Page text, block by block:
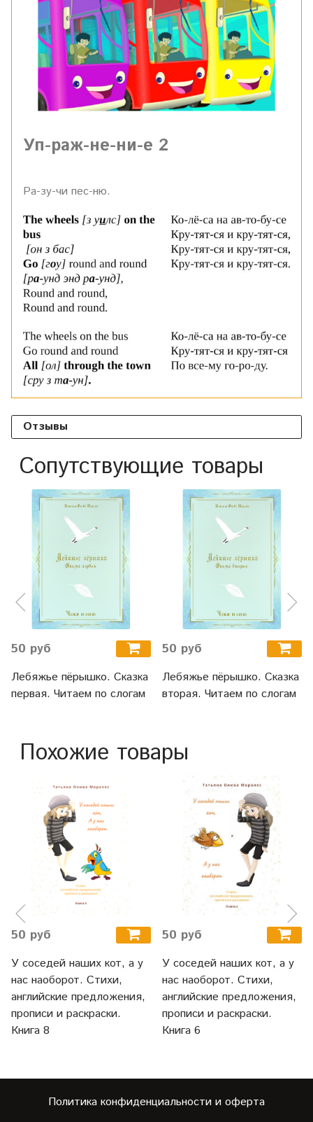
Уп-раж-не-ни-е 2
Ра-зу-чи пес-ню.
Отзывы
Сопутствующие товары
50 руб
Лебяжье пёрышко. Сказка
первая. Читаем по слогам
50 руб
Лебяжье пёрышко. Сказка
вторая. Читаем по слогам
Похожие товары
50 руб
У соседей наших кот, а у
нас наоборот. Стихи,
английские предложения,
прописи и раскраски.
Книга 8
50 руб
У соседей наших кот, а у
нас наоборот. Стихи,
английские предложения,
прописи и раскраски.
Книга 6
Политика конфиденциальности и оферта